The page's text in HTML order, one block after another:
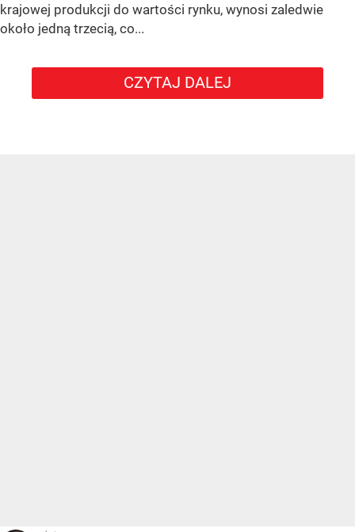
krajowej produkcji do wartości rynku, wynosi zaledwie
około jedną trzecią, co...
CZYTAJ DALEJ